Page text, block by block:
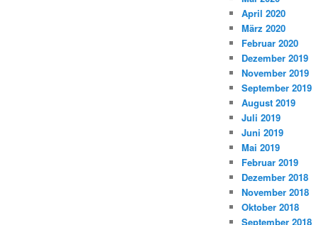
April 2020
März 2020
Februar 2020
Dezember 2019
November 2019
September 2019
August 2019
Juli 2019
Juni 2019
Mai 2019
Februar 2019
Dezember 2018
November 2018
Oktober 2018
September 2018